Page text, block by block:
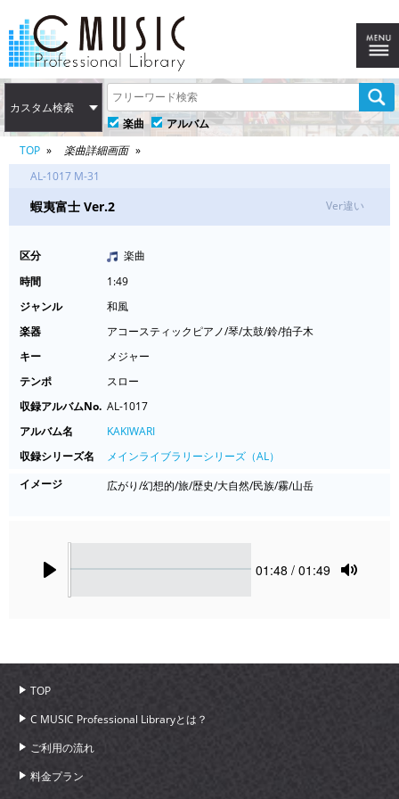
カスタム検索
楽曲
アルバム
TOP
楽曲詳細画面
AL-1017 M-31
蝦夷富士 Ver.2 Ver違い
区分
楽曲
時間
1:49
ジャンル
和風
楽器
アコースティックピアノ/琴/太鼓/鈴/拍子木
キー
メジャー
テンポ
スロー
収録アルバムNo. AL-1017
アルバム名
KAKIWARI
収録シリーズ名
メインライブラリーシリーズ（AL）
イメージ
広がり/幻想的/旅/歴史/大自然/民族/霧/山岳
Current
01:48 / 01:49
TOP
C MUSIC Professional Libraryとは？
ご利用の流れ
料金プラン